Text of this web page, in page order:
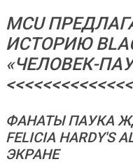
MCU
ИСТОРИЮ
«ЧЕЛОВЕК-
ФАНАТЫ ПАУКА
FELICIA HARDY'S
ЭКРАНЕ